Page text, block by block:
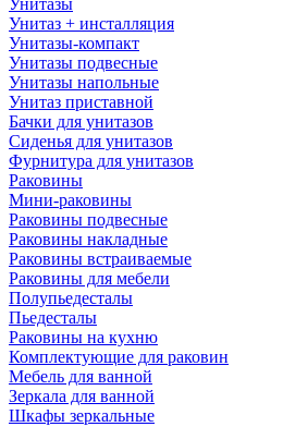
Унитазы
Унитаз + инсталляция
Унитазы-компакт
Унитазы подвесные
Унитазы напольные
Унитаз приставной
Бачки для унитазов
Сиденья для унитазов
Фурнитура для унитазов
Раковины
Мини-раковины
Раковины подвесные
Раковины накладные
Раковины встраиваемые
Раковины для мебели
Полупьедесталы
Пьедесталы
Раковины на кухню
Комплектующие для раковин
Мебель для ванной
Зеркала для ванной
Шкафы зеркальные